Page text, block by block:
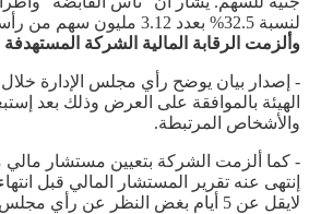
لنسبة 32.5% بعدد 3.12 مليون سهم من رأسمال سماد مصر.
وألزمت الرقابة المالية الشركة
الهيئة بالموافقة على العرض وذلك بعد
والأشخاص المرتبطة.
- كما ألزمت الشركة بتعيين مستشار
إنتهى عنه تقرير المستشار المالي قبل
لايقل عن 5 أيام بغض النظر عن رأي مجلس الإدارة.